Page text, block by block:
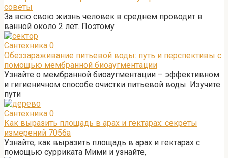
советы
За всю свою жизнь человек в среднем проводит в
ванной около 2 лет. Поэтому
Сантехника 0
Обеззараживание питьевой воды: путь и перспективы с
помощью мембранной биоаугментации
Узнайте о мембранной биоаугментации – эффективном
и гигиеничном способе очистки питьевой воды. Изучите
пути
Сантехника 0
Как выразить площадь в арах и гектарах: секреты
измерений 7056а
Узнайте, как выразить площадь в арах и гектарах с
помощью сурриката Мими и узнайте,